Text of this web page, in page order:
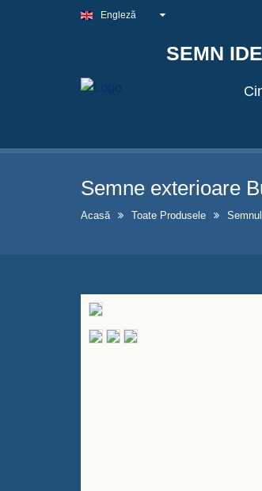
Engleză
SEMN
Semne exterioare
Acasă Toate Produsele